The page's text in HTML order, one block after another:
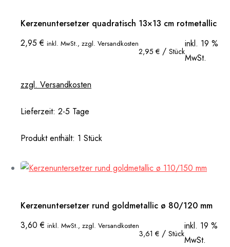
Kerzenuntersetzer quadratisch 13×13 cm rotmetallic
2,95€ inkl. MwSt., zzgl. Versandkosten
2,95 € / Stück
inkl. 19 %
MwSt.
zzgl. Versandkosten
Lieferzeit: 2-5 Tage
Produkt enthält: 1 Stück
Kerzenuntersetzer rund goldmetallic ø 80/120 mm
3,60€ inkl. MwSt., zzgl. Versandkosten
3,61 € / Stück
inkl. 19 %
MwSt.